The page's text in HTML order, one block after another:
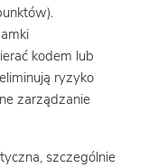
kodem lub
ryzyko
zarządzanie
szczególnie